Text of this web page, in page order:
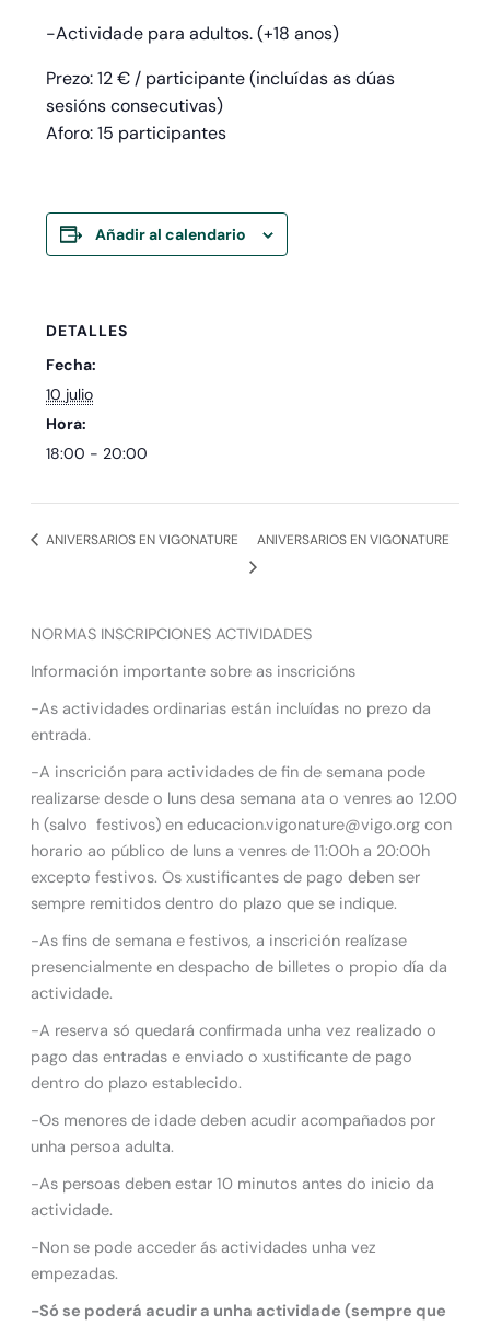
-Actividade para adultos. (+18 anos)
Prezo: 12 € / participante (incluídas as dúas
sesións consecutivas)
Aforo: 15 participantes
Añadir al calendario
DETALLES
Fecha:
10 julio
Hora:
18:00 - 20:00
ANIVERSARIOS EN VIGONATURE ANIVERSARIOS EN VIGONATURE
NORMAS INSCRIPCIONES ACTIVIDADES
Información importante sobre as inscricións
-As actividades ordinarias están incluídas no prezo da
entrada.
-A inscrición para actividades de fin de semana pode
realizarse desde o luns desa semana ata o venres ao 12.00
h (salvo festivos) en educacion.vigonature@vigo.org con
horario ao público de luns a venres de 11:00h a 20:00h
excepto festivos. Os xustificantes de pago deben ser
sempre remitidos dentro do plazo que se indique.
-As fins de semana e festivos, a inscrición realízase
presencialmente en despacho de billetes o propio día da
actividade.
-A reserva só quedará confirmada unha vez realizado o
pago das entradas e enviado o xustificante de pago
dentro do plazo establecido.
-Os menores de idade deben acudir acompañados por
unha persoa adulta.
-As persoas deben estar 10 minutos antes do inicio da
actividade.
-Non se pode acceder ás actividades unha vez
empezadas.
-Só se poderá acudir a unha actividade (sempre que